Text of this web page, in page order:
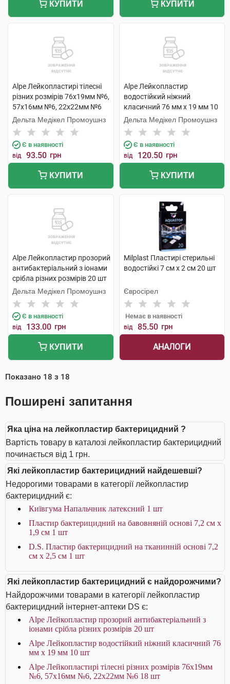
КУПИТИ КУПИТИ
Alpe Лейкопластирі тілесні
різних розмірів 76х19мм №6,
57х16мм №6, 22х22мм №6
18 шт
Дельта Медікел Промоушнз
Є в наявності
від 93.50 грн
КУПИТИ
Alpe Лейкопластир
водостійкий ніжний
класичний 76 мм x 19 мм 10
шт
Дельта Медікел Промоушнз
Є в наявності
від 120.50 грн
КУПИТИ
Alpe Лейкопластир прозорий
антибактеріальний з іонами
срібла різних розмірів 20 шт
Дельта Медікел Промоушнз
Є в наявності
від 133.00 грн
КУПИТИ
Milplast Пластирі стерильні
водостійкі 7 см х 2 см 20 шт
Євросірел
Немає в наявності
від 85.50 грн
АНАЛОГИ
Показано 18 з 18
Поширені запитання
Яка ціна на лейкопластир бактерицидний ?
Вартість товару в каталозі лейкопластир бактерицидний
починається від 1 грн.
Які лейкопластир бактерицидний найдешевші?
Недорогими товарами в категорії лейкопластир
бактерицидний є:
Київгума Напальчник латексний 1 шт
Пластир бактерицидний на бавовняній основі 7,2 см х
1,9 см 1 шт
D.S. Пластир бактерицидний на тканинній основі 7,2
см х 2,5 см 1 шт
Які лейкопластир бактерицидний є найдорожчими?
Найдорожчими товарами в категорії лейкопластир
бактерицидний інтернет-аптеки DS є:
Alpe Лейкопластир прозорий антибактеріальний з
іонами срібла різних розмірів 20 шт
Alpe Лейкопластир водостійкий ніжний класичний 76
мм x 19 мм 10 шт
Alpe Лейкопластирі тілесні різних розмірів 76х19мм
№6, 57х16мм №6, 22х22мм №6 18 шт